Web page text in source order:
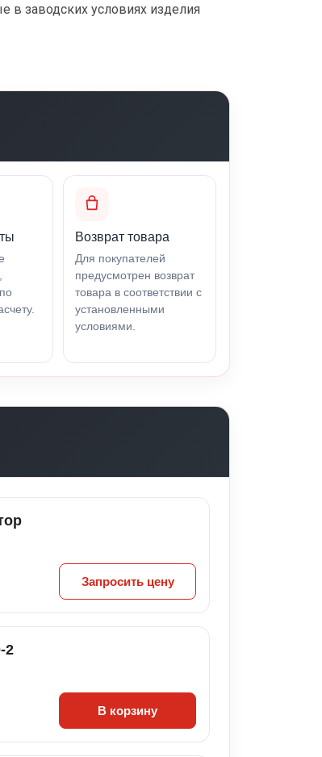
в заводских условиях изделия
Возврат товара
Для покупателей
предусмотрен возврат
товара в соответствии с
установленными
условиями.
Запросить цену
2
В корзину